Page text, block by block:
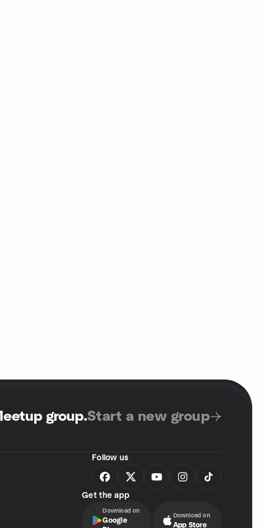
group.Start a new group
Follow us
Get the app
Download on
Google
Download on
App Store